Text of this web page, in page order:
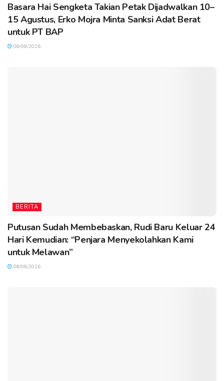
Basara Hai Sengketa Takian Petak Dijadwalkan 10–
15 Agustus, Erko Mojra Minta Sanksi Adat Berat
untuk PT BAP
08/08/2026
BERITA
Putusan Sudah Membebaskan, Rudi Baru Keluar 24
Hari Kemudian: “Penjara Menyekolahkan Kami
untuk Melawan”
08/08/2026